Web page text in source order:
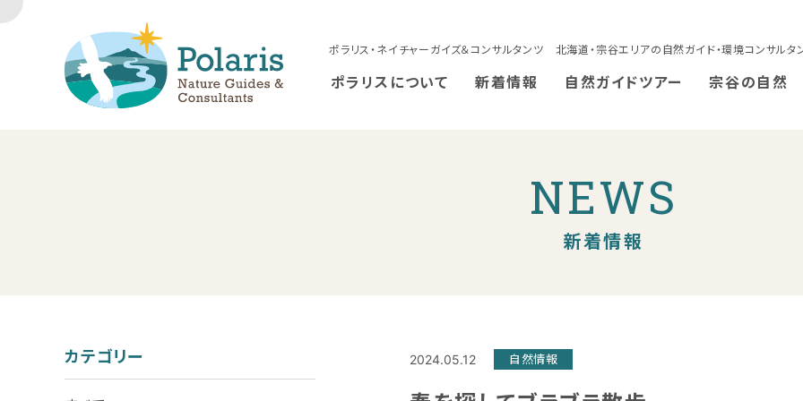
ポラリス・ネイチャーガイズ＆コンサルタンツ 北海道・宗谷エリアの自然ガイド・環境コンサルタ
ポラリスについて 新着情報 自然ガイドツアー 宗谷の自然
NEWS
新着情報
2024.05.12 自然情報
カテゴリー